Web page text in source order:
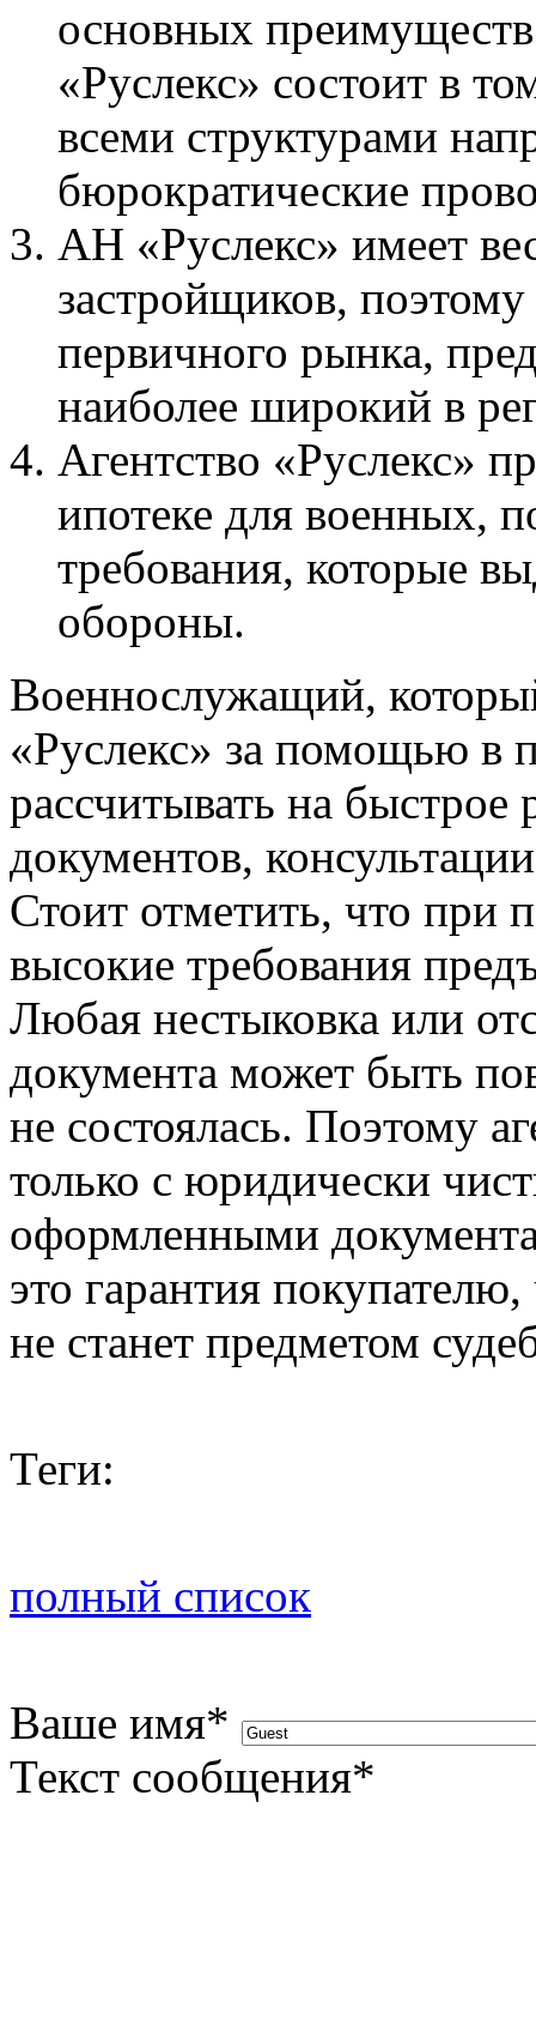
основных преимуществ
«Руслекс» состоит в
всеми структурами
бюрократические
АН «Руслекс» имеет
застройщиков,
первичного рынка,
наиболее широкий в
Агентство «Руслекс»
ипотеке для военных,
требования, которые
обороны.
Военнослужащий,
«Руслекс» за помощью в
рассчитывать на быстрое
документов,
Стоит отметить, что при
высокие требования
Любая нестыковка или
документа может быть
не состоялась. Поэтому
только с юридически
оформленными
это гарантия
не станет предметом
Теги:
полный список
Ваше имя*
Текст сообщения*